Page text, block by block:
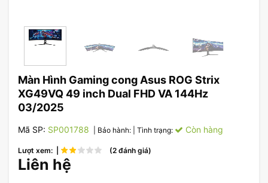
Màn Hình Gaming cong Asus ROG Strix
XG49VQ 49 inch Dual FHD VA 144Hz
03/2025
Mã SP: SP001788 | Bảo hành: | Tình trạng: Còn hàng
Lượt xem: | (2 đánh giá)
Liên hệ